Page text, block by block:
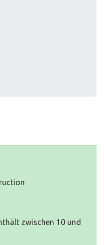
zwischen 10 und